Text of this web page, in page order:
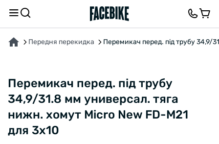
Передня перекидка Перемикач перед. під трубу 34,9/
Перемикач перед. під трубу
34,9/31.8 мм универсал. тяга
нижн. хомут Micro New FD-M21
для 3х10
ПРО ТОВАР ХАРАКТЕРИСТИКИОПИС ВІДГУКИ ТА ЗАПИТАННЯ